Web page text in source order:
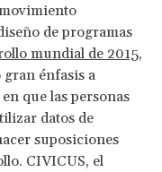
de programas
mundial de 2015,
gran énfasis a
que las personas
datos de
suposiciones
CIVICUS, el